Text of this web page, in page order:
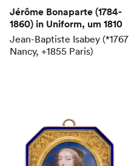
Jérôme Bonaparte (1784-
1860) in Uniform, um 1810
Jean-Baptiste Isabey (*1767
Nancy, +1855 Paris)